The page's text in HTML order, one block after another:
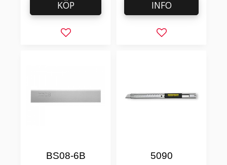
Lägg till i favoriter
KÖP
Lägg till i
INFO
BS08-6B 5090